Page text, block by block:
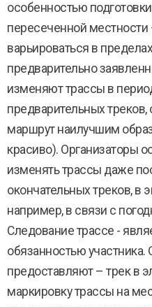
особенностью
пересеченной
варьироваться в
предварительно
изменяют трассы в
предварительных
маршрут наилучшим
красиво). Организаторы
изменять трассы даже
окончательных треков, в
например, в связи с
Следование трассе -
обязанностью участника.
предоставляют – трек в
маркировку трассы на